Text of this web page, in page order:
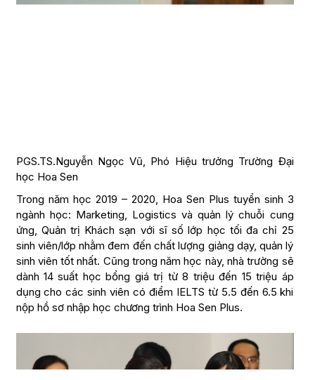
PGS.TS.Nguyễn Ngọc Vũ, Phó Hiệu trưởng Trường Đại
học Hoa Sen
Trong năm học 2019 – 2020, Hoa Sen Plus tuyển sinh 3
ngành học: Marketing, Logistics và quản lý chuỗi cung
ứng, Quản trị Khách sạn với sĩ số lớp học tối đa chỉ 25
sinh viên/lớp nhằm đem đến chất lượng giảng dạy, quản lý
sinh viên tốt nhất. Cũng trong năm học này, nhà trường sẽ
dành 14 suất học bổng giá trị từ 8 triệu đến 15 triệu áp
dụng cho các sinh viên có điểm IELTS từ 5.5 đến 6.5 khi
nộp hồ sơ nhập học chương trình Hoa Sen Plus.